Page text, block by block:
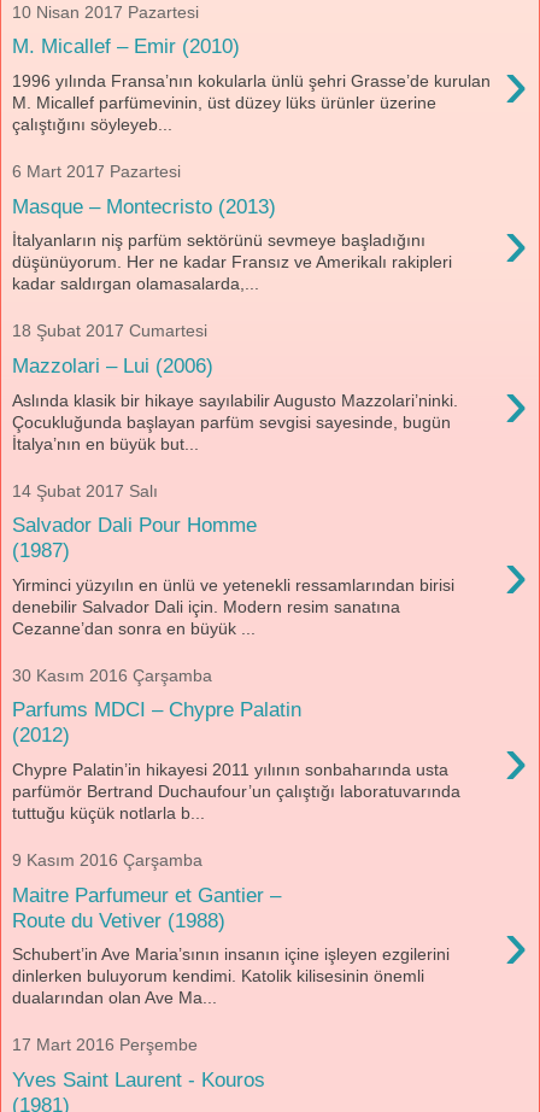
10 Nisan 2017 Pazartesi
M. Micallef – Emir (2010) ›
1996 yılında Fransa’nın kokularla ünlü şehri Grasse’de kurulan
M. Micallef parfümevinin, üst düzey lüks ürünler üzerine
çalıştığını söyleyeb...
6 Mart 2017 Pazartesi
Masque – Montecristo (2013) ›
İtalyanların niş parfüm sektörünü sevmeye başladığını
düşünüyorum. Her ne kadar Fransız ve Amerikalı rakipleri
kadar saldırgan olamasalarda,...
18 Şubat 2017 Cumartesi
Mazzolari – Lui (2006) ›
Aslında klasik bir hikaye sayılabilir Augusto Mazzolari’ninki.
Çocukluğunda başlayan parfüm sevgisi sayesinde, bugün
İtalya’nın en büyük but...
14 Şubat 2017 Salı
Salvador Dali Pour Homme
(1987)
›
Yirminci yüzyılın en ünlü ve yetenekli ressamlarından birisi
denebilir Salvador Dali için. Modern resim sanatına
Cezanne’dan sonra en büyük ...
30 Kasım 2016 Çarşamba
Parfums MDCI – Chypre Palatin
(2012)
›
Chypre Palatin’in hikayesi 2011 yılının sonbaharında usta
parfümör Bertrand Duchaufour’un çalıştığı laboratuvarında
tuttuğu küçük notlarla b...
9 Kasım 2016 Çarşamba
Maitre Parfumeur et Gantier –
Route du Vetiver (1988)
›
Schubert’in Ave Maria’sının insanın içine işleyen ezgilerini
dinlerken buluyorum kendimi. Katolik kilisesinin önemli
dualarından olan Ave Ma...
17 Mart 2016 Perşembe
Yves Saint Laurent - Kouros
(1981)